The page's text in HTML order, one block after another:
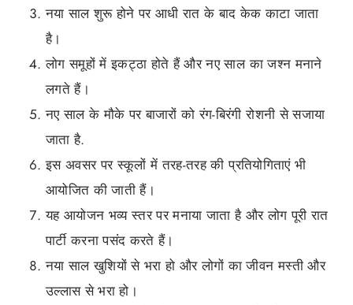
नया साल शुरू होने पर आधी रात के बाद केक काटा जाता
है।
लोग समूहों में इकट्ठा होते हैं और नए साल का जश्न मनाने
लगते हैं।
नए साल के मौके पर बाजारों को रंग-बिरंगी रोशनी से सजाया
जाता है.
इस अवसर पर स्कूलों में तरह-तरह की प्रतियोगिताएं भी
आयोजित की जाती हैं।
यह आयोजन भव्य स्तर पर मनाया जाता है और लोग पूरी रात
पार्टी करना पसंद करते हैं।
नया साल खुशियों से भरा हो और लोगों का जीवन मस्ती और
उल्लास से भरा हो।